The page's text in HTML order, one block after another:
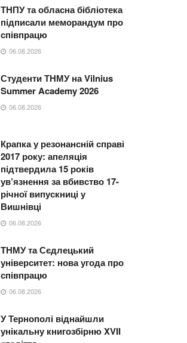
ТНПУ та обласна бібліотека
підписали меморандум про
співпрацю
06.08.2026
Студенти ТНМУ на Vilnius
Summer Academy 2026
06.08.2026
Крапка у резонансній справі
2017 року: апеляція
підтвердила 15 років
ув’язнення за вбивство 17-
річної випускниці у
Вишнівці
06.08.2026
ТНМУ та Сєдлецький
університет: нова угода про
співпрацю
06.08.2026
У Тернополі віднайшли
унікальну книгозбірню XVII